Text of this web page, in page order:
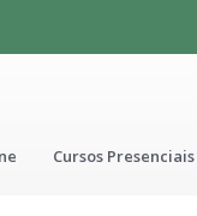
Cursos Presenciais